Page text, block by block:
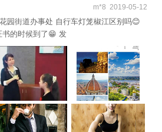
m*8 2019-05-12
园街道办事处 自行车灯笼椒江区别吗😊
的时候到了😁 发